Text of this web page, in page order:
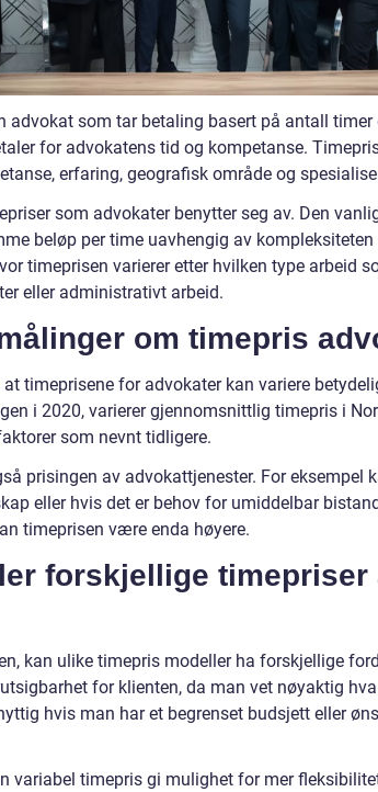
advokat som tar betaling basert på antall timer
for advokatens tid og kompetanse.
erfaring, geografisk område og
som advokater benytter seg av. Den
beløp per time uavhengig av kompleksiteten
timeprisen varierer etter hvilken type arbeid
eller administrativt arbeid.
om timepris
at timeprisene for advokater kan variere
i 2020, varierer gjennomsnittlig timepris i
som nevnt tidligere.
prisingen av advokattjenester. For eksempel
eller hvis det er behov for umiddelbar
timeprisen være enda høyere.
forskjellige timepriser
kan ulike timepris modeller ha forskjellige
for klienten, da man vet nøyaktig
hvis man har et begrenset budsjett eller
variabel timepris gi mulighet for mer